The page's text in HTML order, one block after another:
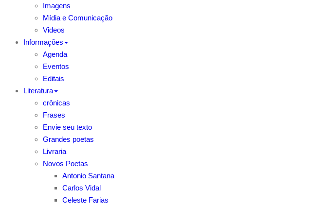
Imagens
Mídia e Comunicação
Videos
Informações
Agenda
Eventos
Editais
Literatura
crônicas
Frases
Envie seu texto
Grandes poetas
Livraria
Novos Poetas
Antonio Santana
Carlos Vidal
Celeste Farias